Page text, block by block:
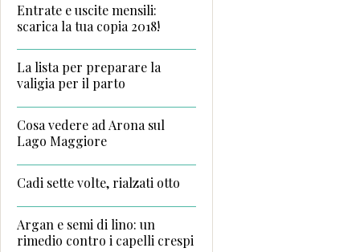
Entrate e uscite mensili:
scarica la tua copia 2018!
La lista per preparare la
valigia per il parto
Cosa vedere ad Arona sul
Lago Maggiore
Cadi sette volte, rialzati otto
Argan e semi di lino: un
rimedio contro i capelli crespi